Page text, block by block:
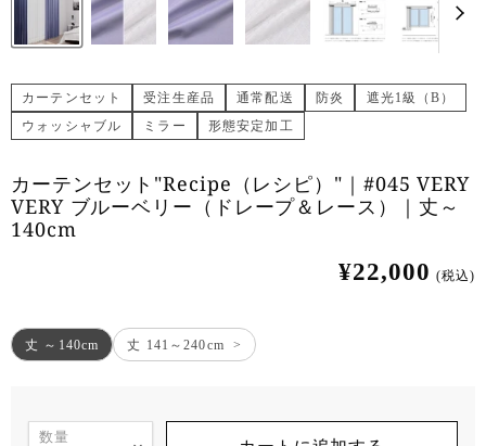
カーテンセット 受注生産品 通常配送 防炎
遮光1級（B）
ウォッシャブル
ミラー 形態安定加工
カーテンセット"Recipe（レシピ）"｜#045 VERY
VERY ブルーベリー（ドレープ＆レース）｜丈～
140cm
¥22,000 (税込)
丈 ～140cm 丈 141～240cm
数量